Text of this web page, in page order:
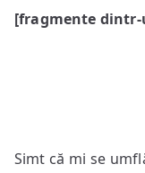
[fragmente
Simt că mi se